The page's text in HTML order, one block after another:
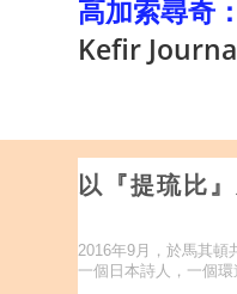
高加索尋奇
Kefir
以『提琉比
2016年9月，於馬其頓
一個日本詩人，一個